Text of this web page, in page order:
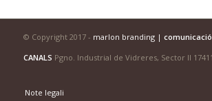
© Copyright 2017 - marlon branding | comunicació
CANALS Pgno. Industrial de Vidreres, Sector II
Note legali